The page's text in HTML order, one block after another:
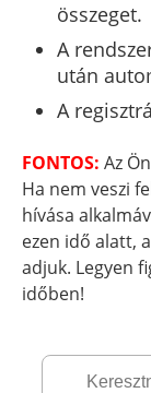
összeget.
A
után
A
FONTOS: Az
Ha nem veszi
hívása
ezen idő alatt,
adjuk. Legyen
időben!